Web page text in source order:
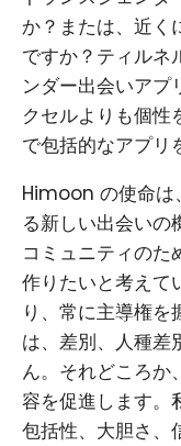
か？または、近く
ですか？ティルネ
ンダー出会いア
クセルよりも個
で包括的なアプリ
Himoon の使命は
る新しい出会いの
コミュニティのた
作りたいと考えて
り、常に主導権
は、差別、人種差
ん。それどころか
容を促進します。
包括性、大胆さ、